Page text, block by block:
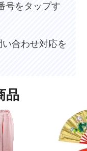
号をタップす
い合わせ対応を
品